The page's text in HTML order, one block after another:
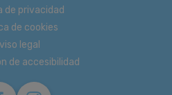
de privacidad
de cookies
legal
de accesibilidad